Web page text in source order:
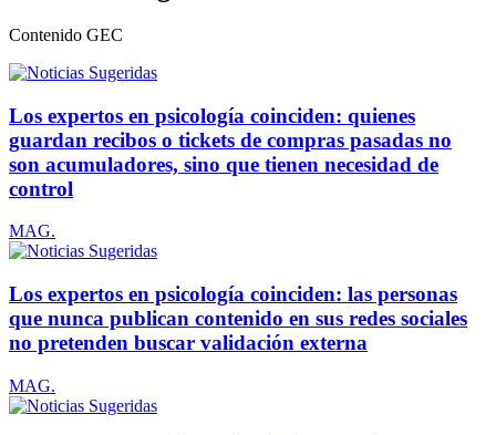
Contenido GEC
Los expertos en psicología coinciden: quienes
guardan recibos o tickets de compras pasadas no
son acumuladores, sino que tienen necesidad de
control
MAG.
Los expertos en psicología coinciden: las personas
que nunca publican contenido en sus redes sociales
no pretenden buscar validación externa
MAG.